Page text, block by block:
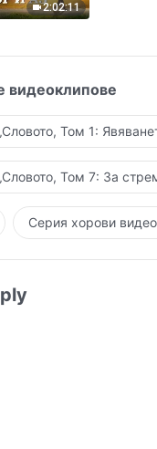
2:02:11
видеоклипове
Том 1:
Том 7: За
Серия хорови